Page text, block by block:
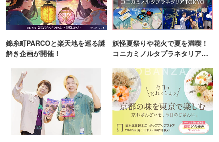
錦糸町PARCOと楽天地を巡る謎
解き企画が開催！
妖怪夏祭りや花火で夏を満喫！
コニカミノルタプラネタリア